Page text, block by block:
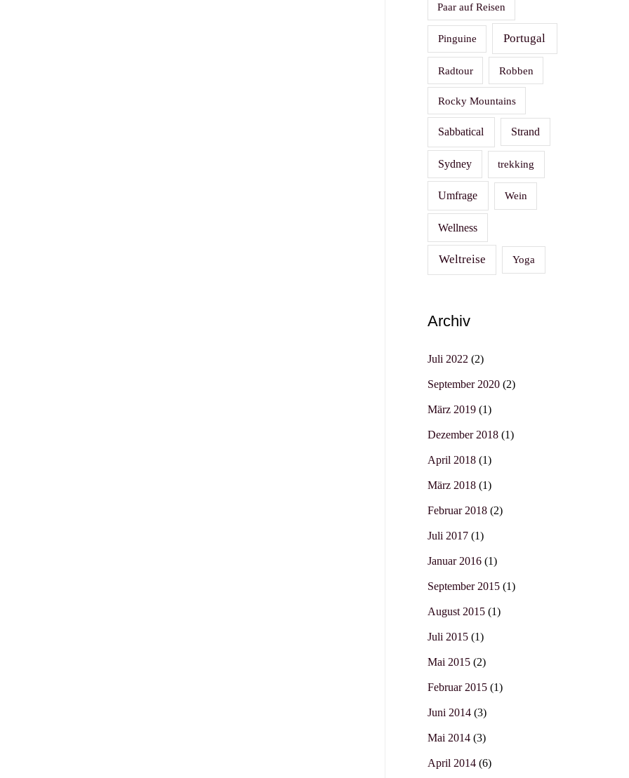
Paar auf Reisen
Pinguine Portugal
Radtour Robben
Rocky Mountains
Sabbatical Strand
Sydney trekking
Umfrage Wein
Wellness
Weltreise Yoga
Archiv
Juli 2022 (2)
September 2020(2)
März 2019(1)
Dezember 2018(1)
April 2018(1)
März 2018(1)
Februar 2018(2)
Juli 2017(1)
Januar 2016(1)
September 2015(1)
August 2015(1)
Juli 2015(1)
Mai 2015(2)
Februar 2015(1)
Juni 2014(3)
Mai 2014(3)
April 2014(6)